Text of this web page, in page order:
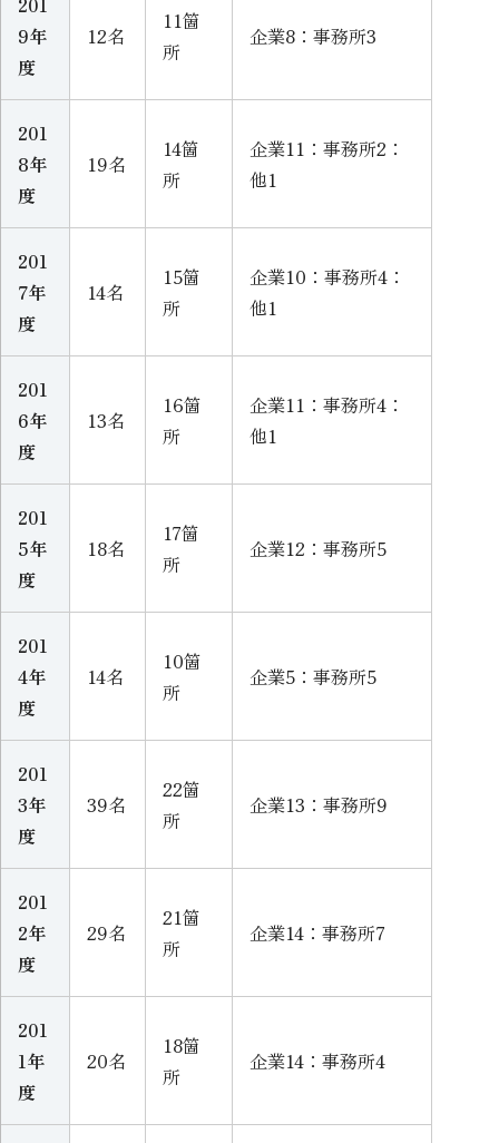
9年
度
12名
11箇
所
企業8：事務所3
201
8年
度
19名
14箇
所
企業11：事務所2：
他1
201
7年
度
14名
15箇
所
企業10：事務所4：
他1
201
6年
度
13名
16箇
所
企業11：事務所4：
他1
201
5年
度
18名
17箇
所
企業12：事務所5
201
4年
度
14名
10箇
所
企業5：事務所5
201
3年
度
39名
22箇
所
企業13：事務所9
201
2年
度
29名
21箇
所
企業14：事務所7
201
1年
度
20名
18箇
所
企業14：事務所4